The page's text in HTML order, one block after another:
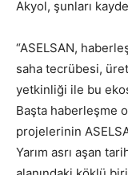
Akyol, şunları
“ASELSAN,
saha tecrübesi,
yetkinliği ile bu
Başta haberleşme
projelerinin
Yarım asrı aşan